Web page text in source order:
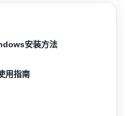
安装方法
用指南